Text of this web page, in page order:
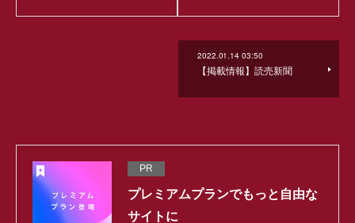
2022.01.14 03:50
【掲載情報】読売新聞
PR
プレミアムプランでもっと自由な
サイトに